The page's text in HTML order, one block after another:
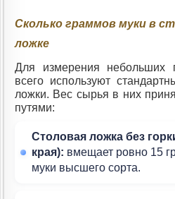
Сколько граммов муки в
ложке
Для измерения небольших
всего используют
ложки. Вес сырья в них
путями:
Столовая ложка без
края): вмещает ровно 15
муки высшего сорта.